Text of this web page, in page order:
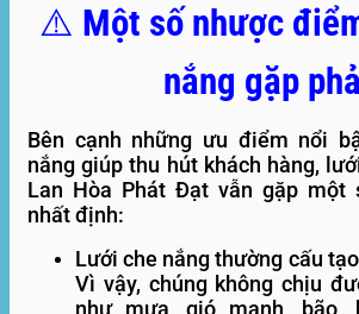
⚠️ Một số nhược
nắng gặp
Bên cạnh những ưu điểm nổi
nắng giúp thu hút khách hàng,
Lan Hòa Phát Đạt vẫn gặp một
nhất định:
Lưới che nắng thường cấu
Vì vậy, chúng không chịu
như mưa, gió mạnh, bão,